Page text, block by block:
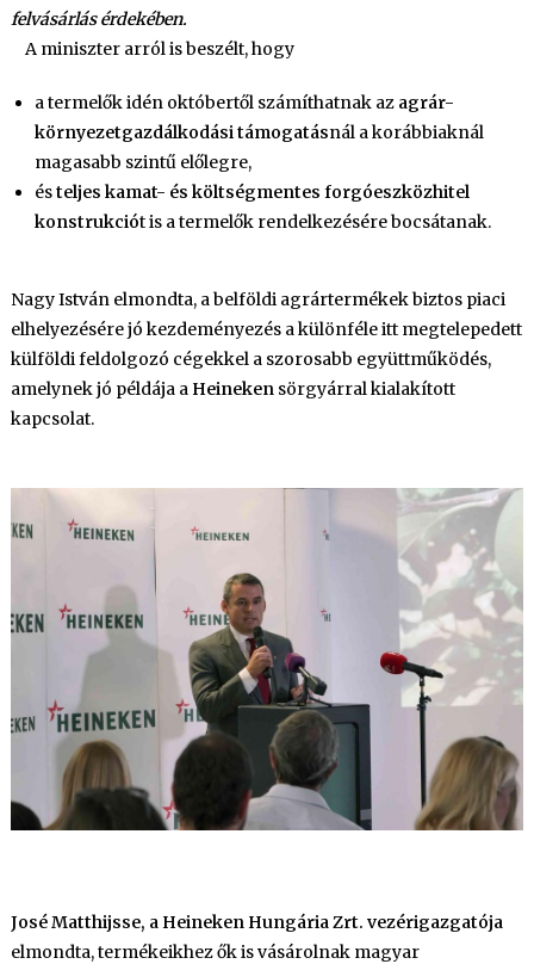
felvásárlás érdekében.
A miniszter arról is beszélt, hogy
a termelők idén októbertől számíthatnak az agrár-
környezetgazdálkodási támogatásnál a korábbiaknál
magasabb szintű előlegre,
ésteljes kamat- és költségmentes forgóeszközhitel
konstrukciót is a termelők rendelkezésére bocsátanak.
Nagy Istvánelmondta, a belföldi agrártermékek biztos piaci
elhelyezésére jó kezdeményezés a különféle itt megtelepedett
külföldi feldolgozó cégekkel a szorosabb együttműködés,
amelynek jó példája a Heinekensörgyárral kialakított
kapcsolat.
José Matthijsse, a Heineken Hungária Zrt. vezérigazgatója
elmondta, termékeikhez ők is vásárolnak magyar